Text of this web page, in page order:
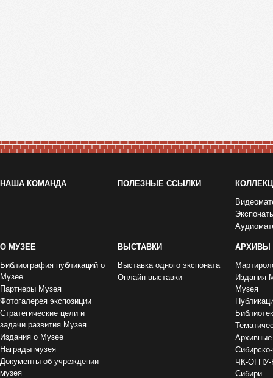
НАША КОМАНДА ПОЛЕЗНЫЕ ССЫЛКИ
О МУЗЕЕ
Библиография публикаций о
Музее
Партнеры Музея
Фотогалерея экспозиции
Стратегические цели и
задачи развития Музея
Издания о Музее
Награды музея
Документы об учреждении
музея
ВЫСТАВКИ
Выставка одного экспоната
Онлайн-выставки
АРХИВЫ
Издания
Музея
ЧК-
Сибири